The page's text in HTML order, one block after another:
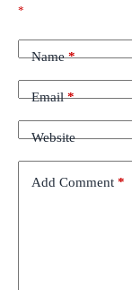
*
Name*
Email*
Website
Add Comment *